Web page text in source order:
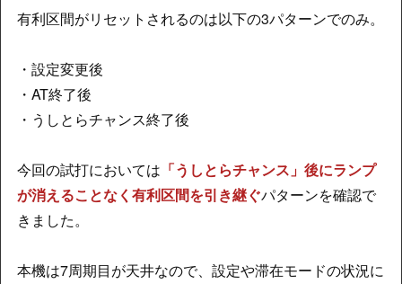
有利区間がリセットされるのは以下の3パターンでのみ。
・設定変更後
・AT終了後
・うしとらチャンス終了後
今回の試打においては 「うしとらチャンス」後にランプ
が消えることなく有利区間を引き継ぐパターンを確認で
きました。
本機は7周期目が天井なので、設定や滞在モードの状況に